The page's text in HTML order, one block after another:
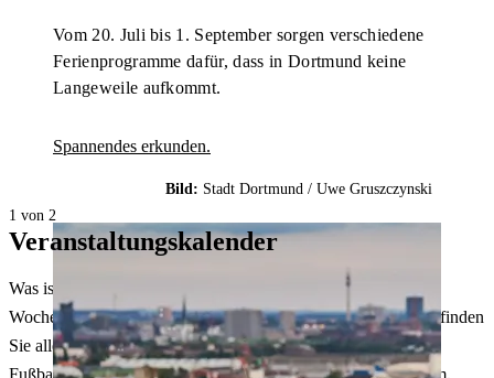
Vom 20. Juli bis 1. September sorgen verschiedene
Ferienprogramme dafür, dass in Dortmund keine
Langeweile aufkommt.
Spannendes erkunden.
Bild: Stadt Dortmund / Uwe Gruszczynski
1 von 2
Veranstaltungskalender
Was ist heute in Dortmund los? Welche Konzerte gibt es am
Wochenende? Im größten Veranstaltungskalender Dortmunds finden
Sie alle Events – von der Stadt- oder Museumsführung übers
Fußballspiel bis zum Flohmarkt. Sie können dabei nach Datum,